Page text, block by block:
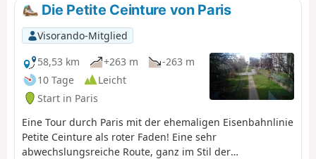
Die Petite Ceinture von Paris
Visorando-Mitglied
58,53 km
+263 m
-263 m
10 Tage
Leicht
Start in Paris
Eine Tour durch Paris mit der ehemaligen Eisenbahnlinie
Petite Ceinture als roter Faden! Eine sehr
abwechslungsreiche Route, ganz im Stil der